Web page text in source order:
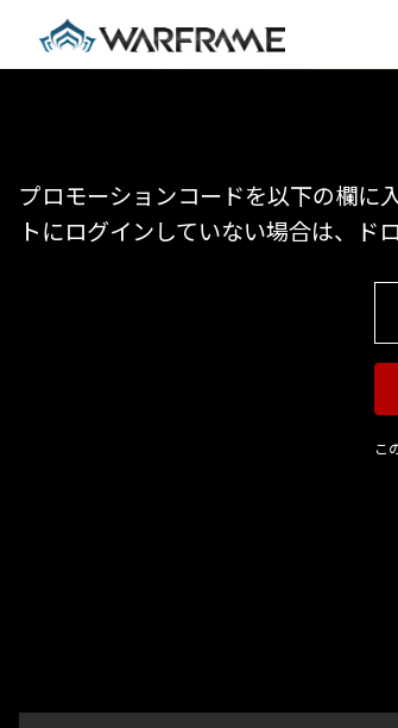
プロモーションコードを以下の欄に
トにログインしていない場合は、ド
こ
プロモーションコードはグリフやブー
このページからはWarframeアカウン